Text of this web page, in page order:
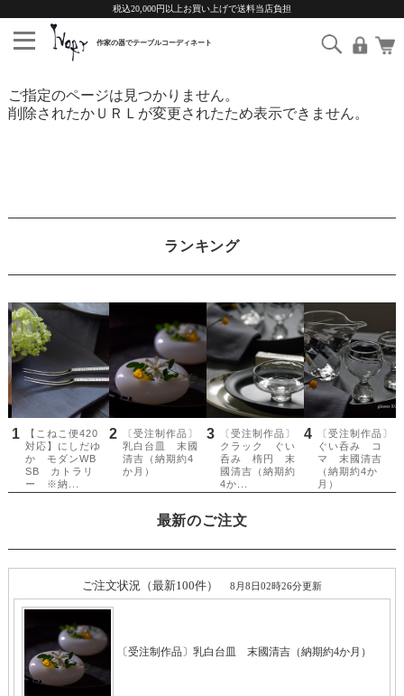
税込20,000円以上お買い上げで送料当店負担
ご指定のページは見つかりません。
削除されたかＵＲＬが変更されたため表示できません。
ランキング
最新のご注文